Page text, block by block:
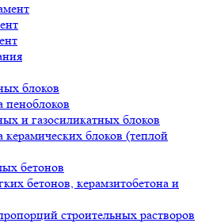
блоков
пеноблоков
и газосиликатных блоков
керамических блоков (теплой
бетонов
бетонов, керамзитобетона и
строительных растворов